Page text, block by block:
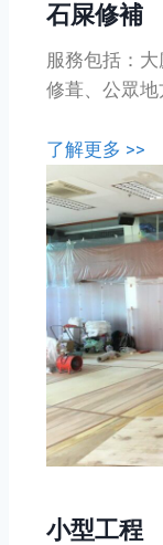
石屎修補
服務包括：
修葺、公眾地
了解更多 >>
小型工程